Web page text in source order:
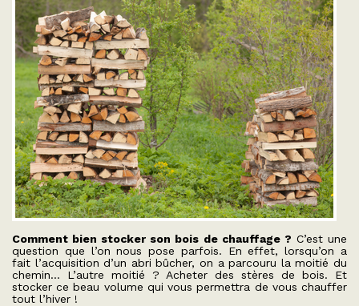
Comment bien stocker son bois de chauffage ? C’est une
question que l’on nous pose parfois. En effet, lorsqu’on a
fait l’acquisition d’un abri bûcher, on a parcouru la moitié du
chemin… L’autre moitié ? Acheter des stères de bois. Et
stocker ce beau volume qui vous permettra de vous chauffer
tout l’hiver !